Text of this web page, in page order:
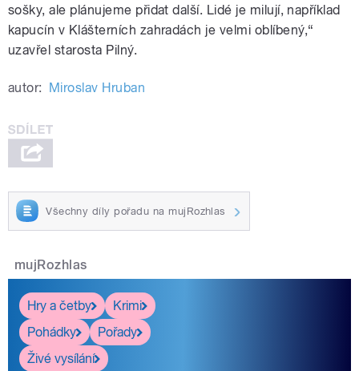
sošky, ale plánujeme přidat další. Lidé je milují, například
kapucín v Klášterních zahradách je velmi oblíbený,“
uzavřel starosta Pilný.
autor: Miroslav Hruban
Všechny díly pořadu na mujRozhlas
mujRozhlas
Hry a četby
Krimi
Pohádky
Pořady
Živé vysílání